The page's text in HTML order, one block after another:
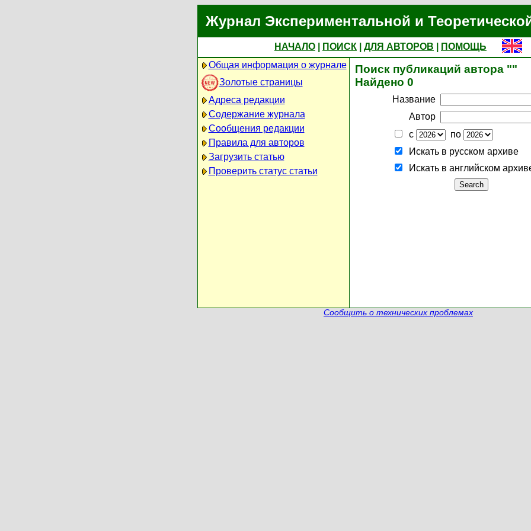
Журнал Экспериментальной и
НАЧАЛО ПОИСК ДЛЯ АВТОРОВ
ПОМОЩЬ
Общая информация о журнале
Золотые страницы
Адреса редакции
Содержание журнала
Сообщения редакции
Правила для авторов
Загрузить статью
Проверить статус статьи
Поиск публикаций автора ""
Найдено 0
Название
Автор
с
по
Искать в русском архиве
Искать в английском
Сообщить о технических проблемах